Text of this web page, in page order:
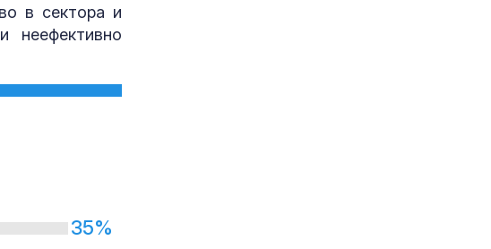
в сектора и
неефективно
35%